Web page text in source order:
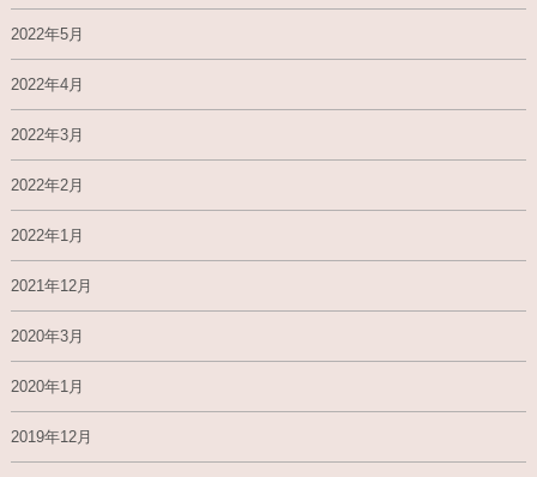
2022年5月
2022年4月
2022年3月
2022年2月
2022年1月
2021年12月
2020年3月
2020年1月
2019年12月